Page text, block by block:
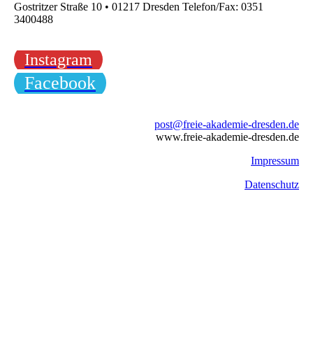
Gostritzer Straße 10 • 01217 Dresden Telefon/Fax: 0351
3400488
Instagram
Facebook
post@freie-akademie-dresden.de
www.freie-akademie-dresden.de
Impressum
Datenschutz